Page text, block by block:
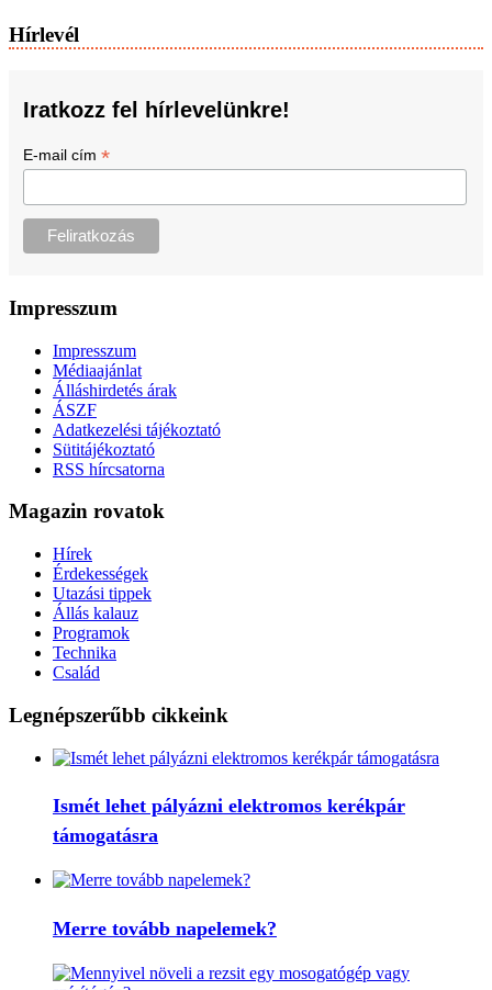
Hírlevél
Iratkozz fel hírlevelünkre!
E-mail cím *
Impresszum
Impresszum
Médiaajánlat
Álláshirdetés árak
ÁSZF
Adatkezelési tájékoztató
Sütitájékoztató
RSS hírcsatorna
Magazin rovatok
Hírek
Érdekességek
Utazási tippek
Állás kalauz
Programok
Technika
Család
Legnépszerűbb cikkeink
Ismét lehet pályázni elektromos kerékpár
támogatásra
Merre tovább napelemek?